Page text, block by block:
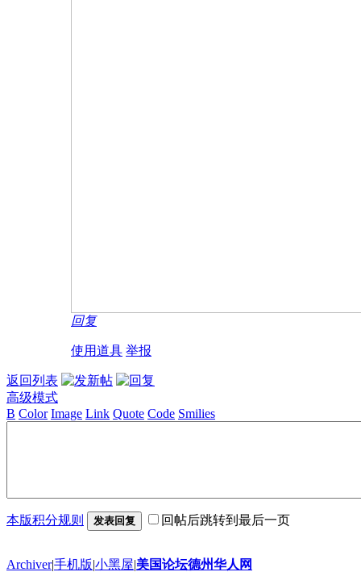
回复
使用道具 举报
返回列表
高级模式
B Color Image Link Quote Code Smilies
本版积分规则 发表回复 回帖后跳转到最后一页
Archiver|手机版|小黑屋|美国论坛德州华人网